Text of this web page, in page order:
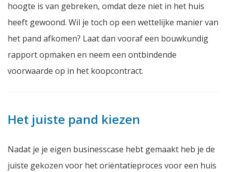
hoogte is van gebreken, omdat deze niet in het huis
heeft gewoond. Wil je toch op een wettelijke manier van
het pand afkomen? Laat dan vooraf een bouwkundig
rapport opmaken en neem een ontbindende
voorwaarde op in het koopcontract.
Het juiste pand kiezen
Nadat je je eigen businesscase hebt gemaakt heb je de
juiste gekozen voor het oriëntatieproces voor een huis